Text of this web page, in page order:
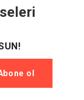
ol